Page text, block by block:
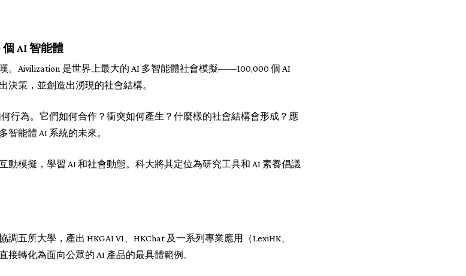
AI 智能體
。Aivilization 是世界上最大的 AI 多智能體社會模擬——100,000 個 AI
決策，並創造出湧現的社會結構。
行為。它們如何合作？衝突如何產生？什麼樣的社會結構會形成？應
智能體 AI 系統的未來。
模擬，學習 AI 和社會動態。科大將其定位為研究工具和 AI 素養倡議
五所大學，產出 HKGAI V1、HKChat 及一系列專業應用（LexiHK、
接轉化為面向公眾的 AI 產品的最具體範例。